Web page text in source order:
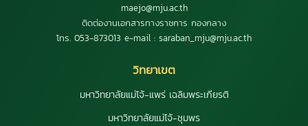
maejo@mju.ac.th
ติดต่องานเอกสารทางราชการ กองกลาง
โทร. 053-873013 e-mail : saraban_mju@mju.ac.th
วิทยาเขต
มหาวิทยาลัยแม่โจ้-แพร่ เฉลิมพระเกียรติ
มหาวิทยาลัยแม่โจ้-ชุมพร